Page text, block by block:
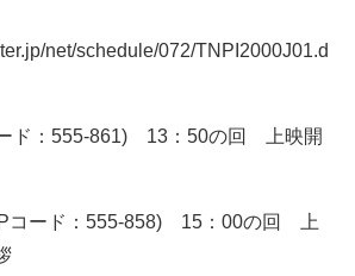
net/schedule/072/TNPI2000J01.d
ド：555-861) 13：50の回 上映開
コード：555-858) 15：00の回 上